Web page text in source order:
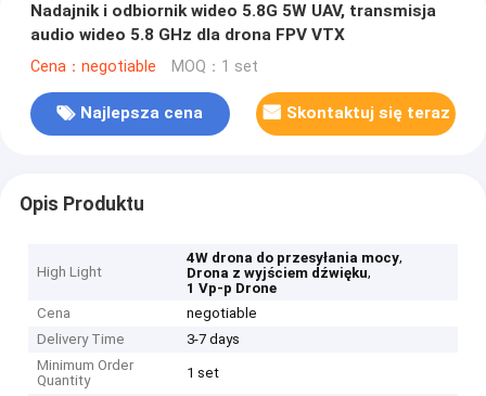
Nadajnik i odbiornik wideo 5.8G 5W UAV, transmisja
audio wideo 5.8 GHz dla drona FPV VTX
Cena：negotiable MOQ：1 set
Najlepsza cena Skontaktuj się teraz
Opis Produktu
High Light
4W drona do przesyłania mocy,
Drona z wyjściem dźwięku,
1 Vp-p Drone
Cena
negotiable
Delivery Time
3-7 days
Minimum Order
Quantity
1 set